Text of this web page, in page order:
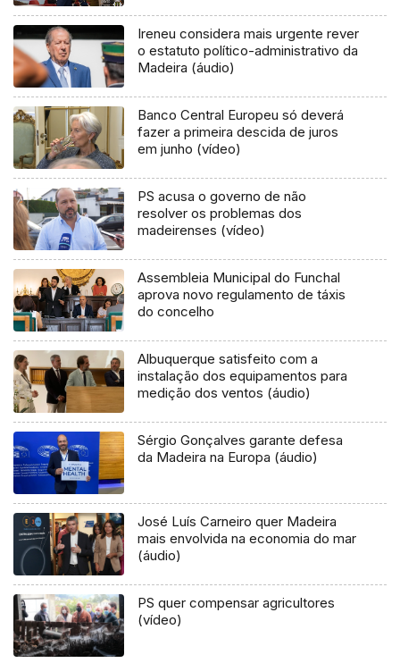
Ireneu considera mais urgente rever
o estatuto político-administrativo da
Madeira (áudio)
Banco Central Europeu só deverá
fazer a primeira descida de juros
em junho (vídeo)
PS acusa o governo de não
resolver os problemas dos
madeirenses (vídeo)
Assembleia Municipal do Funchal
aprova novo regulamento de táxis
do concelho
Albuquerque satisfeito com a
instalação dos equipamentos para
medição dos ventos (áudio)
Sérgio Gonçalves garante defesa
da Madeira na Europa (áudio)
José Luís Carneiro quer Madeira
mais envolvida na economia do mar
(áudio)
PS quer compensar agricultores
(vídeo)